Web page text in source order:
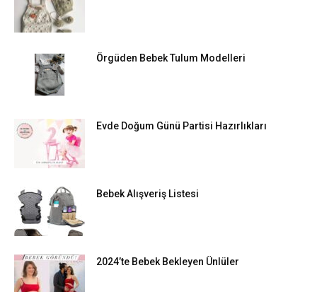
Örgüden Bebek Tulum Modelleri
Evde Doğum Günü Partisi Hazırlıkları
Bebek Alışveriş Listesi
2024’te Bebek Bekleyen Ünlüler